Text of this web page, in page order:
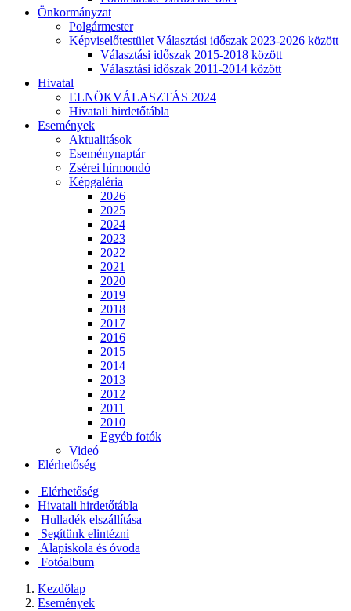
Önkormányzat
Polgármester
Képviselőtestület Választási időszak 2023-2026 között
Választási időszak 2015-2018 között
Választási időszak 2011-2014 között
Hivatal
ELNÖKVÁLASZTÁS 2024
Hivatali hirdetőtábla
Események
Aktualitások
Eseménynaptár
Zsérei hírmondó
Képgaléria
2026
2025
2024
2023
2022
2021
2020
2019
2018
2017
2016
2015
2014
2013
2012
2011
2010
Egyéb fotók
Videó
Elérhetőség
Elérhetőség
Hivatali hirdetőtábla
Hulladék elszállítása
Segítünk elintézni
Alapiskola és óvoda
Fotóalbum
Kezdőlap
Események